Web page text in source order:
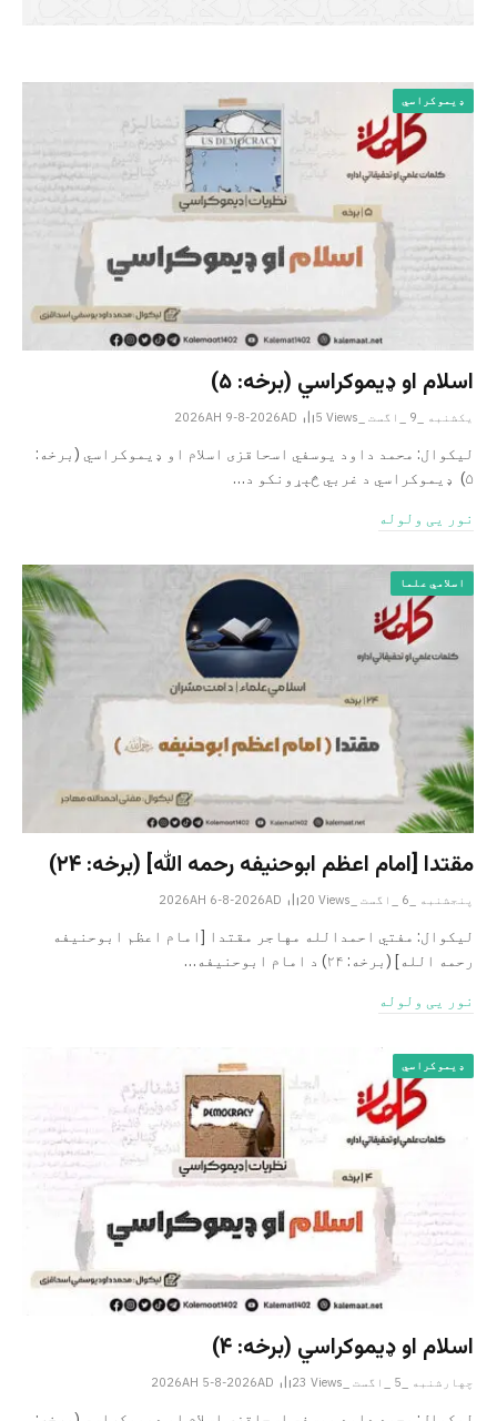
ډیموکراسي
اسلام او ډیموکراسي (برخه: ۵)
یکشنبه _9 _اگست _2026AH 9-8-2026AD 5 Views
لیکوال: محمد داود یوسفي اسحاقزی اسلام او ډیموکراسي (برخه:
۵) ډیموکراسي د غربي څېړونکو د…
نور یی ولوله
اسلامي علما
مقتدا [امام اعظم ابوحنیفه رحمه الله‎] (برخه: ۲۴)
پنجشنبه _6 _اگست _2026AH 6-8-2026AD 20 Views
لیکوال: مفتي احمدالله مهاجر مقتدا [امام اعظم ابوحنیفه
رحمه الله‎] (برخه: ۲۴) د امام ابوحنيفه…
نور یی ولوله
ډیموکراسي
اسلام او ډیموکراسي (برخه: ۴)
چهارشنبه _5 _اگست _2026AH 5-8-2026AD 23 Views